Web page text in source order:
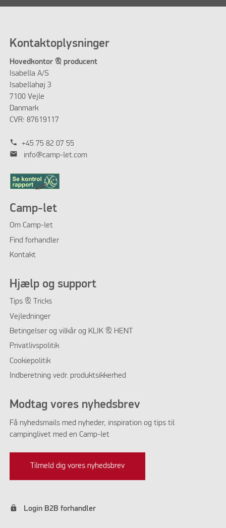
Kontaktoplysninger
Hovedkontor & producent
Isabella A/S
Isabellahøj 3
7100 Vejle
Danmark
CVR: 87619117
phone +45 75 82 07 55
mail info@camp-let.com
Camp-let
Om Camp-let
Find forhandler
Kontakt
Hjælp og support
Tips & Tricks
Vejledninger
Betingelser og vilkår og KLIK & HENT
Privatlivspolitik
Cookiepolitik
Indberetning vedr. produktsikkerhed
Modtag vores nyhedsbrev
Få nyhedsmails med nyheder, inspiration og tips til
campinglivet med en Camp-let
Tilmeld dig vores nyhedsbrev
lock Login B2B forhandler